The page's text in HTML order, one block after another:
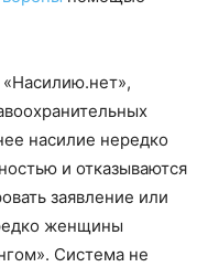
«Насилию.нет»,
насилие нередко
и отказываются
заявление или
женщины
Система не